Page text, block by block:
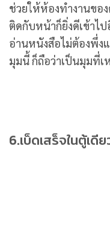
ช่วยให้ห้องทำงานขอ
ติดกับหน้าก็ยิ่งดีเข้าไ
อ่านหนังสือไม่ต้องพึ่ง
มุมนี้ ก็ถือว่าเป็นมุมที่เ
6.เบ็ดเสร็จในตู้เดีย